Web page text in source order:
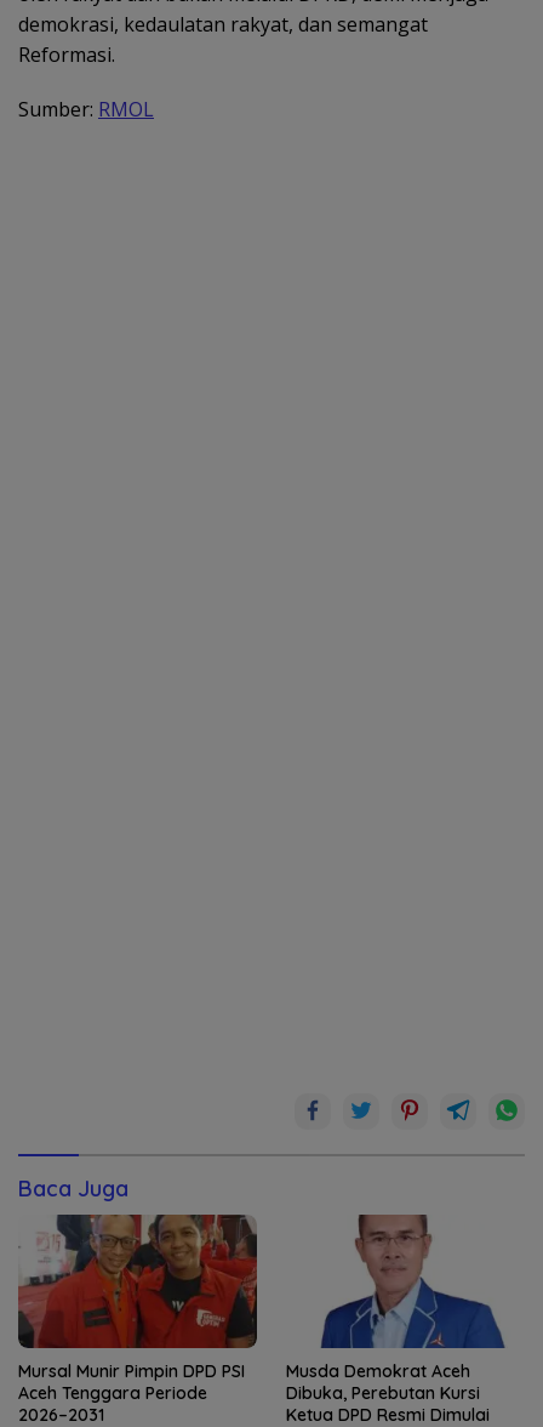
demokrasi, kedaulatan rakyat, dan semangat
Reformasi.
Sumber: RMOL
Baca Juga
Mursal Munir Pimpin DPD PSI
Aceh Tenggara Periode
2026–2031
Musda Demokrat Aceh
Dibuka, Perebutan Kursi
Ketua DPD Resmi Dimulai